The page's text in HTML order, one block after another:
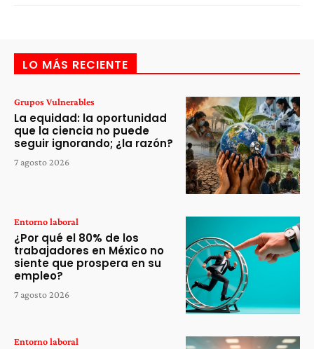
LO MÁS RECIENTE
Grupos Vulnerables
La equidad: la oportunidad
que la ciencia no puede
seguir ignorando; ¿la razón?
7 agosto 2026
Entorno laboral
¿Por qué el 80% de los
trabajadores en México no
siente que prospera en su
empleo?
7 agosto 2026
Entorno laboral